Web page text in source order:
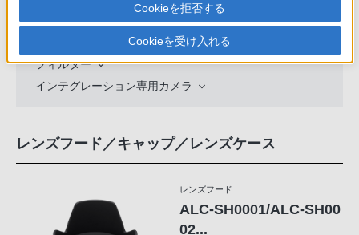
レンズフード／キャップ／レンズケース
フィルター
インテグレーション専用カメラ
レンズフード／キャップ／レンズケース
レンズフード
ALC-SH0001/ALC-SH00
02...
Cookieを拒否する
Cookieを受け入れる